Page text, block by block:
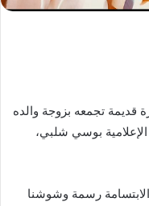
قديمة تجمعه بزوجة والده
الإعلامية بوسي شلبي،
الابتسامة رسمة وشوشنا